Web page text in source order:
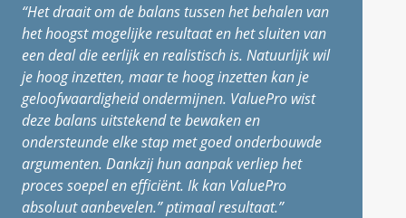
“Het draait om de balans tussen het behalen van
het hoogst mogelijke resultaat en het sluiten van
een deal die eerlijk en realistisch is. Natuurlijk wil
je hoog inzetten, maar te hoog inzetten kan je
geloofwaardigheid ondermijnen. ValuePro wist
deze balans uitstekend te bewaken en
ondersteunde elke stap met goed onderbouwde
argumenten. Dankzij hun aanpak verliep het
proces soepel en efficiënt. Ik kan ValuePro
absoluut aanbevelen.”ptimaal resultaat.”